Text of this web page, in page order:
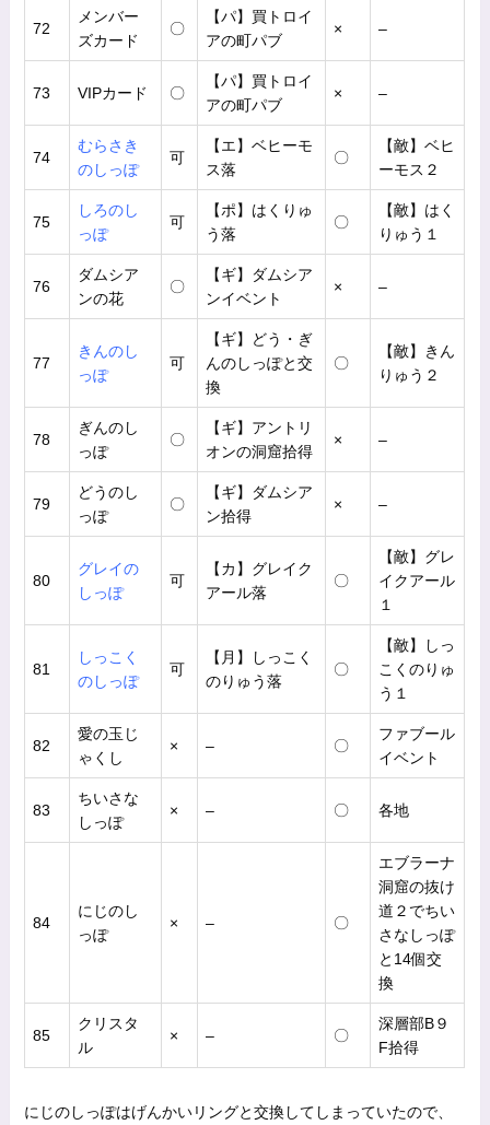
72
メンバー
ズカード
〇
【パ】買トロイ
アの町パブ
× –
73 VIPカード 〇
【パ】買トロイ
アの町パブ
× –
74
むらさき
のしっぽ
可
【エ】ベヒーモ
ス落
〇
【敵】ベヒ
ーモス２
75
しろのし
っぽ
可
【ポ】はくりゅ
う落
〇
【敵】はく
りゅう１
76
ダムシア
ンの花
〇
【ギ】ダムシア
ンイベント
× –
77
きんのし
っぽ
可
【ギ】どう・ぎ
んのしっぽと交
換
〇
【敵】きん
りゅう２
78
ぎんのし
っぽ
〇
【ギ】アントリ
オンの洞窟拾得
× –
79
どうのし
っぽ
〇
【ギ】ダムシア
ン拾得
× –
80
グレイの
しっぽ
可
【カ】グレイク
アール落
〇
【敵】グレ
イクアール
１
81
しっこく
のしっぽ
可
【月】しっこく
のりゅう落
〇
【敵】しっ
こくのりゅ
う１
82
愛の玉じ
ゃくし
× – 〇
ファブール
イベント
83
ちいさな
しっぽ
× – 〇 各地
84
にじのし
っぽ
× – 〇
エブラーナ
洞窟の抜け
道２でちい
さなしっぽ
と14個交
換
85
クリスタ
ル
× – 〇
深層部B９
F拾得
にじのしっぽはげんかいリングと交換してしまっていたので、